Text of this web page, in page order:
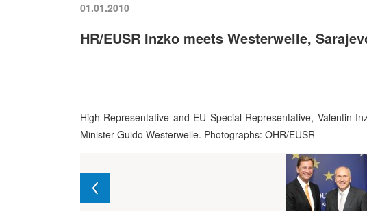
01.01.2010
HR/EUSR Inzko meets Westerwelle,
High Representative and EU Special Representative, Valentin
Minister Guido Westerwelle. Photographs: OHR/EUSR